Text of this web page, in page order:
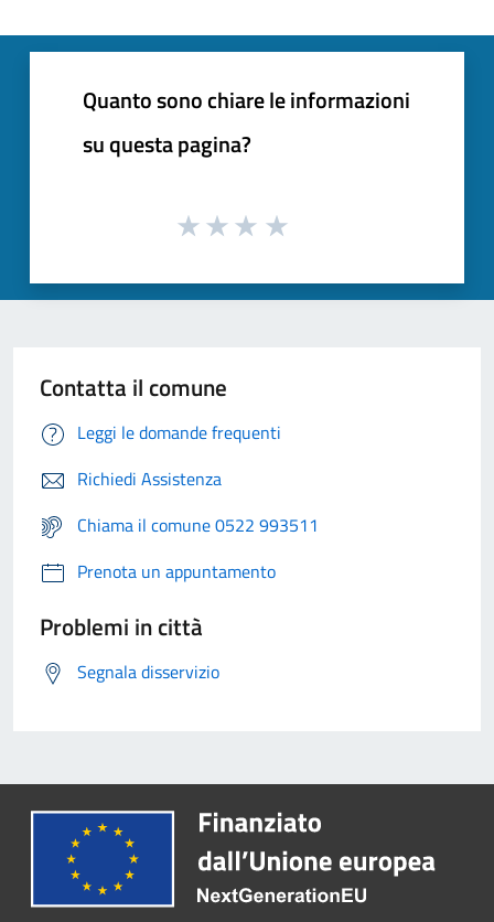
Quanto sono chiare le informazioni
su questa pagina?
Contatta il comune
Leggi le domande frequenti
Richiedi Assistenza
Chiama il comune 0522 993511
Prenota un appuntamento
Problemi in città
Segnala disservizio